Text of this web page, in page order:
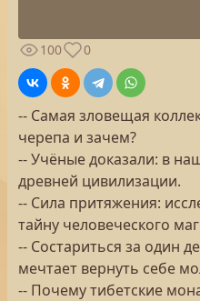
100
0
-- Самая зловещая
черепа и зачем?
-- Учёные доказали: в
древней цивилизации.
-- Сила притяжения:
тайну человеческого
-- Состариться за один
мечтает вернуть себе
-- Почему тибетские